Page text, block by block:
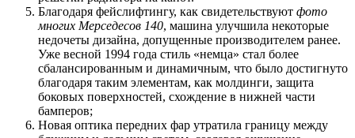
Благодаря фейслифтингу, как свидетельствуют фото
многих Мерседесов 140, машина улучшила некоторые
недочеты дизайна, допущенные производителем ранее.
Уже весной 1994 года стиль «немца» стал более
сбалансированным и динамичным, что было достигнуто
благодаря таким элементам, как молдинги, защита
боковых поверхностей, схождение в нижней части
бамперов;
Новая оптика передних фар утратила границу между